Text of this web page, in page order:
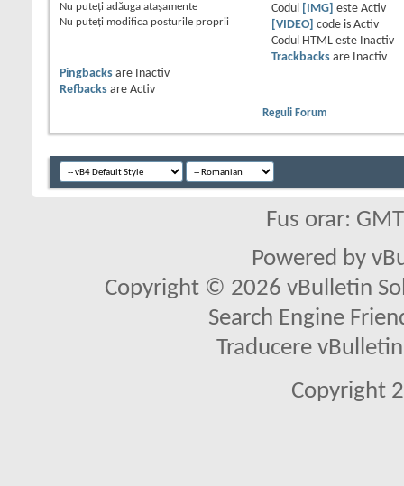
Nu puteţi adăuga ataşamente
Nu puteţi modifica posturile proprii
Codul
[IMG] este Activ
[VIDEO]
code is Activ
Codul HTML este
Inactiv
Trackbacksare
Inactiv
Pingbacks are
Inactiv
Refbacks are Activ
Reguli Forum
Fus orar:
Powered by
Copyright © 2026 vBulletin
Search Engine
Traducere
Copyright